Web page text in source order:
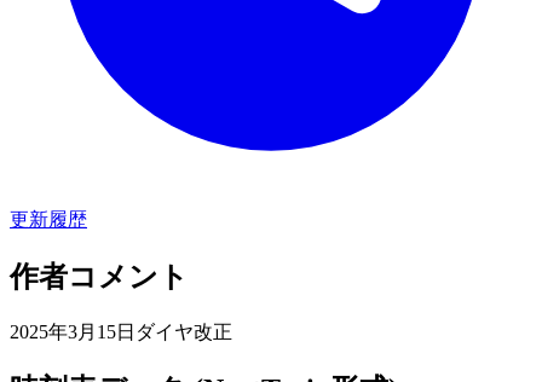
更新履歴
作者コメント
2025年3月15日ダイヤ改正